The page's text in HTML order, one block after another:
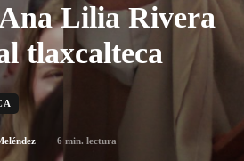
Lilia Rivera
tlaxcalteca
6 min. lectura